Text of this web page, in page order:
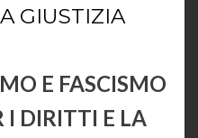
GIUSTIZIA
E FASCISMO
I DIRITTI E LA